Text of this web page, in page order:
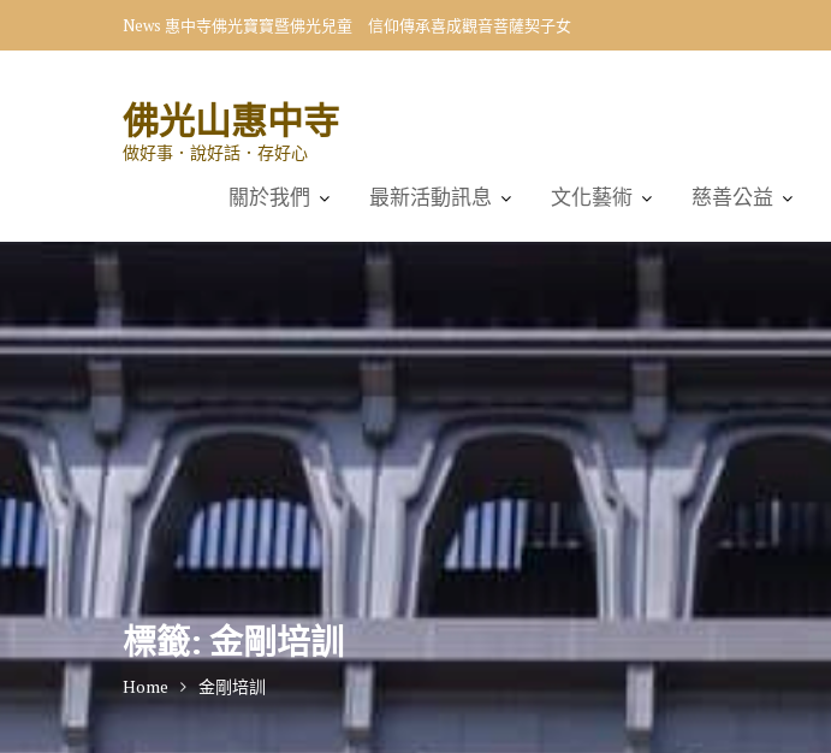
News 向星雲大師學習 小學生首創〈十修歌〉藝術展
佛光山惠中寺
做好事．說好話．存好心
關於我們 最新活動訊息 文化藝術 慈善公益
標籤: 金剛培訓
Home 金剛培訓